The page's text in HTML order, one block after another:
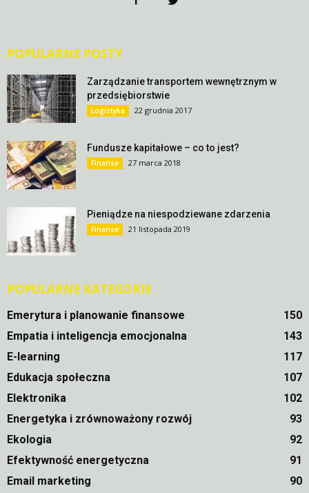
POPULARNE POSTY
Zarządzanie transportem wewnętrznym w
przedsiębiorstwie
Logistyka 22 grudnia 2017
Fundusze kapitałowe – co to jest?
Finanse 27 marca 2018
Pieniądze na niespodziewane zdarzenia
Finanse 21 listopada 2019
POPULARNE KATEGORIE
Emerytura i planowanie finansowe
150
Empatia i inteligencja emocjonalna
143
E-learning
117
Edukacja społeczna
107
Elektronika
102
Energetyka i zrównoważony rozwój
93
Ekologia
92
Efektywność energetyczna
91
Email marketing
90